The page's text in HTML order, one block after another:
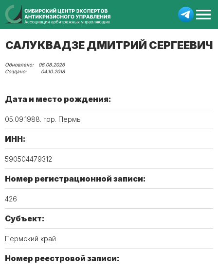
САЛУКВАДЗЕ ДМИТРИЙ СЕРГЕЕВИЧ
06.08.2026
04.10.2018
Дата и место рождения:
05.09.1988. гор. Пермь
ИНН:
590504479312
Номер регистрационной записи:
426
Субъект:
Пермский край
Номер реестровой записи: